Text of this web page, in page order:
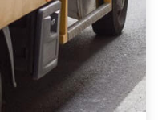
Honda, Hyundai,
Nissan, Opel,
Skoda, Suzuki, Tesla,